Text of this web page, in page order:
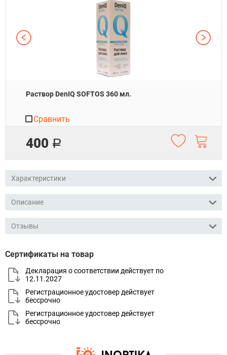
Раствор DenIQ SOFTOS 360 мл.
400 Р
Сравнить
Характеристики
Описание
Отзывы
Сертификаты на товар
Декларация о соответствии действует по
12.11.2027
Регистрационное удостовер действует
бессрочно
Регистрационное удостовер действует
бессрочно